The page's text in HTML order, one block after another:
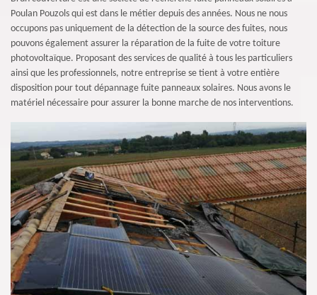
Poulan Pouzols qui est dans le métier depuis des années. Nous ne nous
occupons pas uniquement de la détection de la source des fuites, nous
pouvons également assurer la réparation de la fuite de votre toiture
photovoltaïque. Proposant des services de qualité à tous les particuliers
ainsi que les professionnels, notre entreprise se tient à votre entière
disposition pour tout dépannage fuite panneaux solaires. Nous avons le
matériel nécessaire pour assurer la bonne marche de nos interventions.